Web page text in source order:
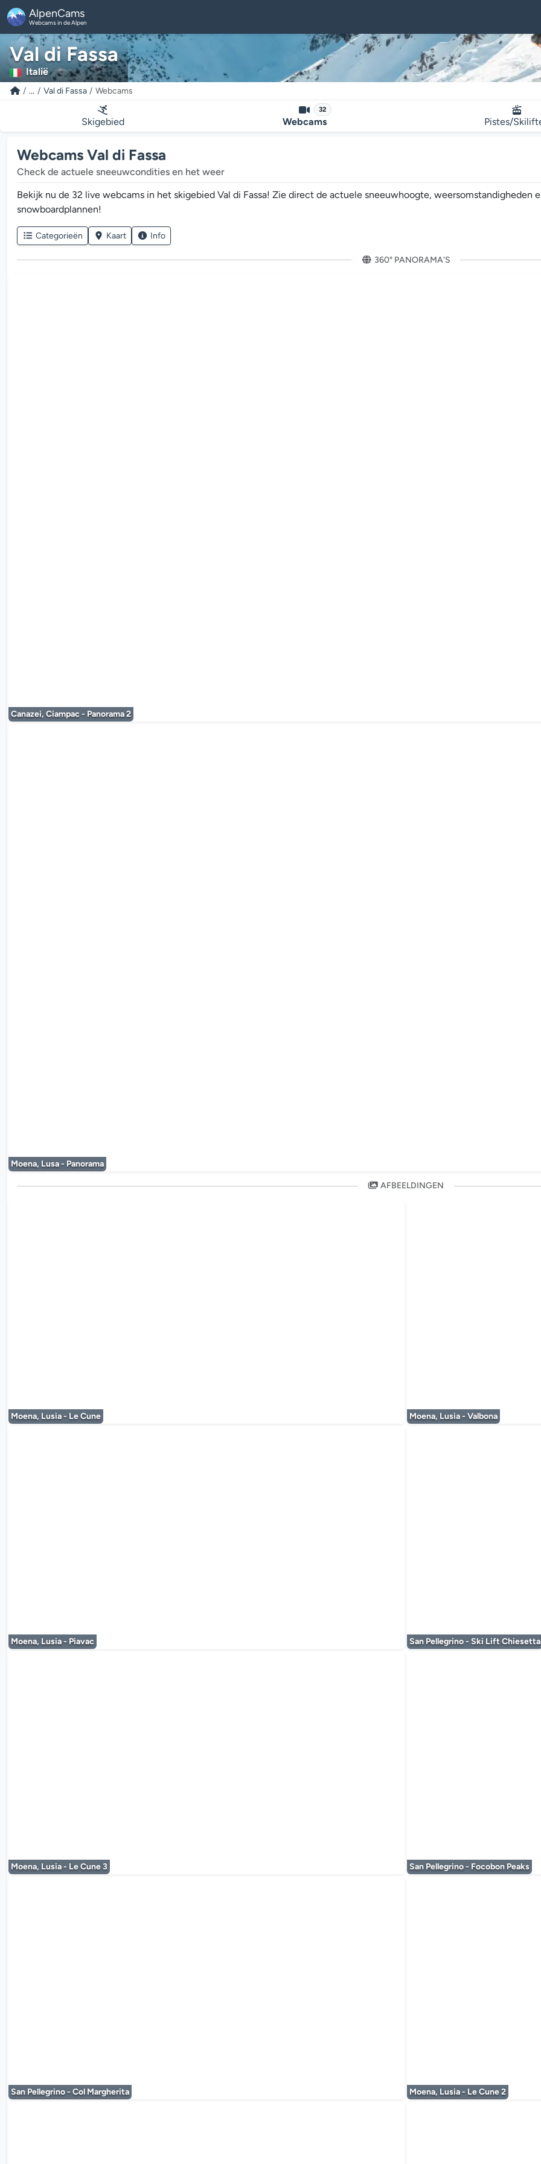
AlpenCams
Webcams in de Alpen
Val di Fassa
Italië
... Val di Fassa Webcams
Skigebied
32
Webcams Pistes/
Webcams Val di Fassa
Check de actuele sneeuwcondities en het weer
Bekijk nu de 32 live webcams in het skigebied Val di Fassa! Zie direct de actuele sneeuwhoogte, weersomstandigheden
snowboardplannen!
Categorieën Kaart Info
360° PANORAMA'S
Canazei, Ciampac - Panorama 2
Moena, Lusa - Panorama
AFBEELDINGEN
Moena, Lusia - Le Cune Moena, Lusia - Valbona
Moena, Lusia - Piavac San Pellegrino - Ski Lift Chiesetta
Moena, Lusia - Le Cune 3 San Pellegrino - Focobon Peaks
San Pellegrino - Col Margherita Moena, Lusia - Le Cune 2